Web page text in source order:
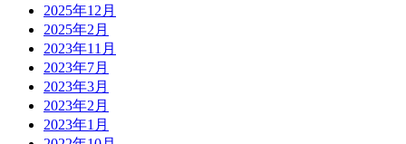
2025年12月
2025年2月
2023年11月
2023年7月
2023年3月
2023年2月
2023年1月